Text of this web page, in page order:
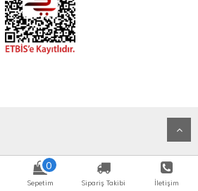
0
Sepetim Sipariş Takibi İletişim